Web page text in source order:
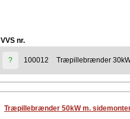
VVS nr.
? 100012 Træpillebrænder
Træpillebrænder 50kW m.